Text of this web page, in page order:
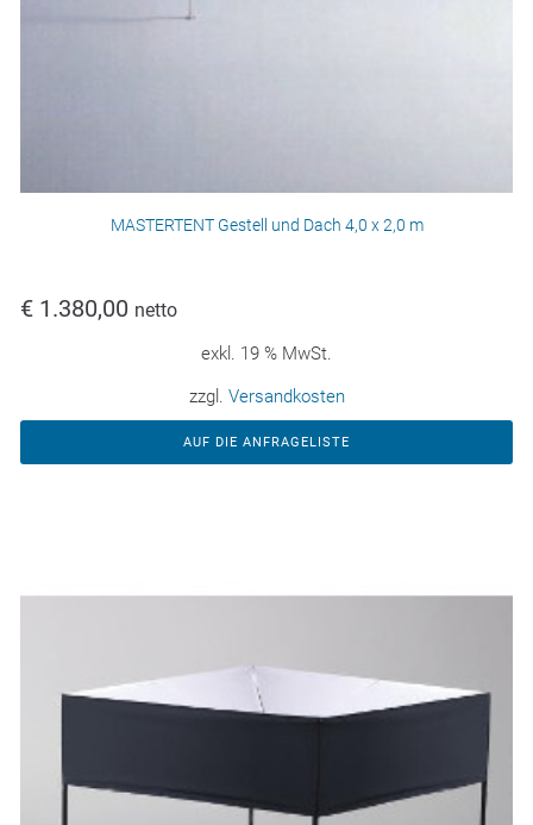
MASTERTENT Gestell und Dach 4,0 x 2,0 m
€ 1.380,00 netto
exkl. 19 % MwSt.
zzgl. Versandkosten
AUF DIE ANFRAGELISTE